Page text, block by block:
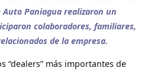
Paniagua realizaron un
colaboradores, familiares,
de la empresa.
“dealers” más importantes de